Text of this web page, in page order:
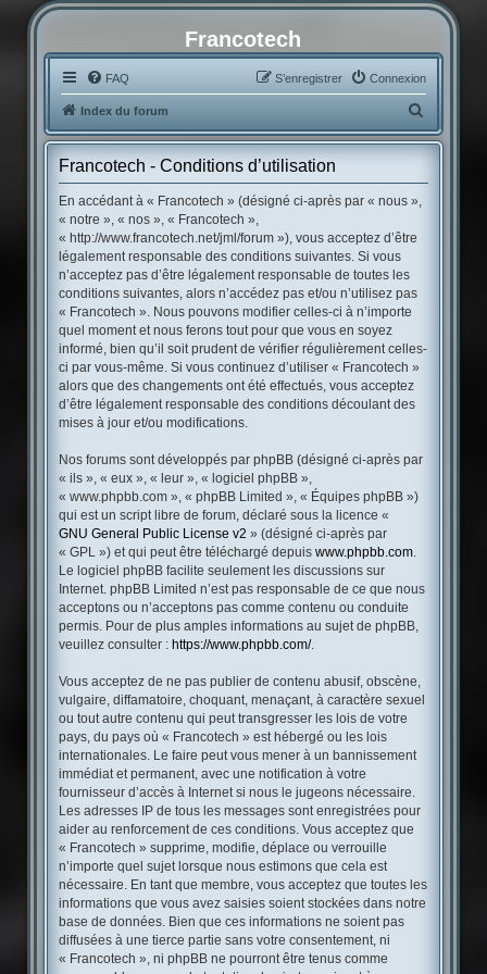
Francotech
FAQ Connexion
S’enregistrer
Index du forum
e
Francotech - Conditions d’utilisation
En accédant à « Francotech » (désigné ci-après par « nous »,
« notre », « nos », « Francotech »,
« http://www.francotech.net/jml/forum »), vous acceptez d’être
légalement responsable des conditions suivantes. Si vous
n’acceptez pas d’être légalement responsable de toutes les
conditions suivantes, alors n’accédez pas et/ou n’utilisez pas
« Francotech ». Nous pouvons modifier celles-ci à n’importe
quel moment et nous ferons tout pour que vous en soyez
informé, bien qu’il soit prudent de vérifier régulièrement celles-
ci par vous-même. Si vous continuez d’utiliser « Francotech »
alors que des changements ont été effectués, vous acceptez
d’être légalement responsable des conditions découlant des
mises à jour et/ou modifications.
Nos forums sont développés par phpBB (désigné ci-après par
« ils », « eux », « leur », « logiciel phpBB »,
« www.phpbb.com », « phpBB Limited », « Équipes phpBB »)
qui est un script libre de forum, déclaré sous la licence «
GNU General Public License v2 » (désigné ci-après par
« GPL ») et qui peut être téléchargé depuis www.phpbb.com.
Le logiciel phpBB facilite seulement les discussions sur
Internet. phpBB Limited n’est pas responsable de ce que nous
acceptons ou n’acceptons pas comme contenu ou conduite
permis. Pour de plus amples informations au sujet de phpBB,
veuillez consulter : https://www.phpbb.com/.
Vous acceptez de ne pas publier de contenu abusif, obscène,
vulgaire, diffamatoire, choquant, menaçant, à caractère sexuel
ou tout autre contenu qui peut transgresser les lois de votre
pays, du pays où « Francotech » est hébergé ou les lois
internationales. Le faire peut vous mener à un bannissement
immédiat et permanent, avec une notification à votre
fournisseur d’accès à Internet si nous le jugeons nécessaire.
Les adresses IP de tous les messages sont enregistrées pour
aider au renforcement de ces conditions. Vous acceptez que
« Francotech » supprime, modifie, déplace ou verrouille
n’importe quel sujet lorsque nous estimons que cela est
nécessaire. En tant que membre, vous acceptez que toutes les
informations que vous avez saisies soient stockées dans notre
base de données. Bien que ces informations ne soient pas
diffusées à une tierce partie sans votre consentement, ni
« Francotech », ni phpBB ne pourront être tenus comme